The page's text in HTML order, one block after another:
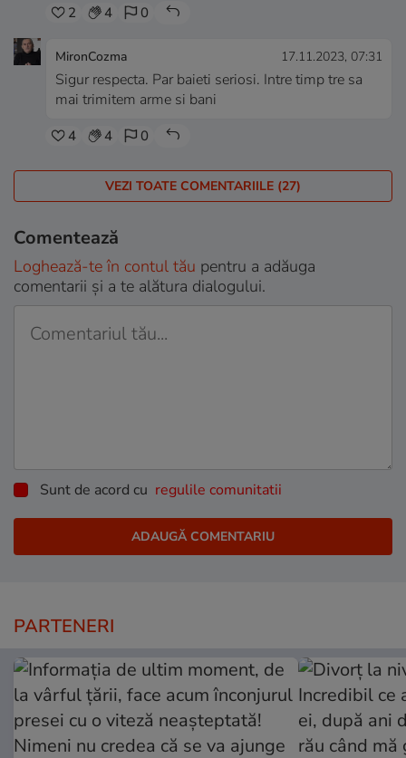
2 4 0
MironCozma 17.11.2023, 07:31
Sigur respecta. Par baieti seriosi. Intre timp tre sa
mai trimitem arme si bani
4 4 0
VEZI TOATE COMENTARIILE (27)
Comentează
Loghează-te în contul tău pentru a adăuga
comentarii și a te alătura dialogului.
Sunt de acord cu regulile comunitatii
PARTENERI